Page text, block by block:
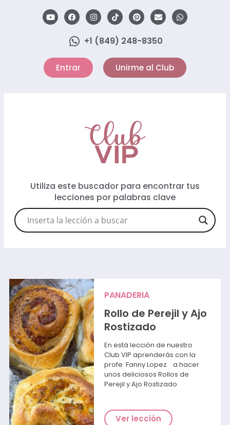
+1 (849) 248-8350
Entrar Unirme al Club
Utiliza este buscador para encontrar tus
lecciones por palabras clave
PANADERIA
Rollo de Perejil y Ajo
Rostizado
En está lección de nuestro
Club VIP aprenderás con la
profe Fanny Lopez a hacer
unos deliciosos Rollos de
Perejil y Ajo Rostizado
Ver lección